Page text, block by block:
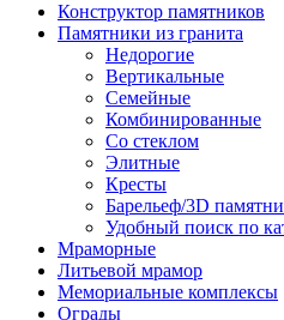
Конструктор памятников
Памятники из гранита
Недорогие
Вертикальные
Семейные
Комбинированные
Со стеклом
Элитные
Кресты
Барельеф/3D
Удобный поиск по
Мраморные
Литьевой мрамор
Мемориальные комплексы
Ограды